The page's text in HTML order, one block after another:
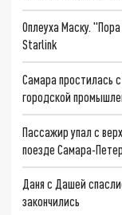
Оплеуха Маску.
Starlink
Самара простилась
городской
Пассажир упал с
поезде Самара-
Даня с Дашей
закончились